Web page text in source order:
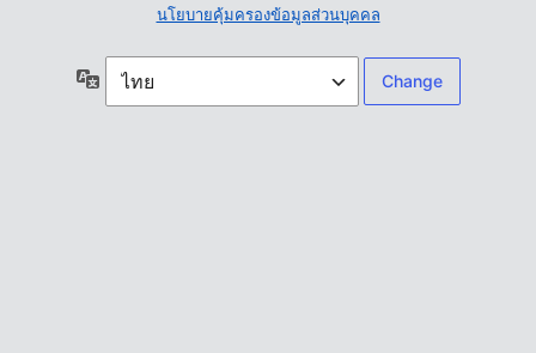
นโยบายคุ้มครองข้อมูลส่วนบุคคล
ภาษา